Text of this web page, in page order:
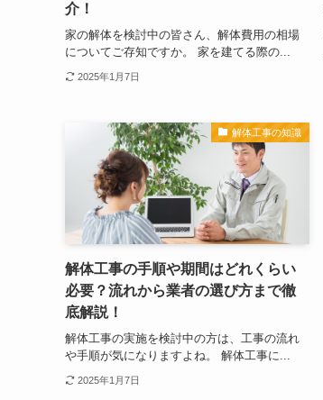
介！
家の解体を検討中の皆さん、解体費用の相場
についてご存知ですか。 家を建てる際の...
2025年1月7日
解体工事の知識
解体工事の手順や期間はどれくらい
必要？流れから業者の選び方まで徹
底解説！
解体工事の実施を検討中の方は、工事の流れ
や手順が気になりますよね。 解体工事に...
2025年1月7日